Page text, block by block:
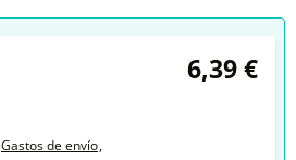
6,39 €
Gastos de envío,